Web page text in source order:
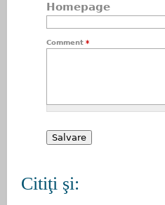
Homepage
Comment *
Citiţi şi: